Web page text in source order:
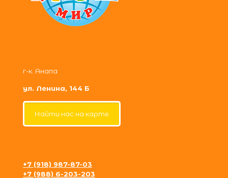
г-к. Анапа
ул. Ленина, 144 Б
Найти нас на карте
+7 (918) 987-87-03
+7 (988) 6-203-203